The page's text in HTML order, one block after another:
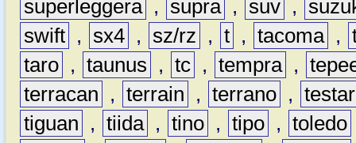
superleggera , supra , suv ,
swift , sx4 , sz/rz , t , tacoma ,
taro , taunus , tc , tempra ,
terracan
, terrain , terrano ,
tiguan
, tiida , tino , tipo , toledo